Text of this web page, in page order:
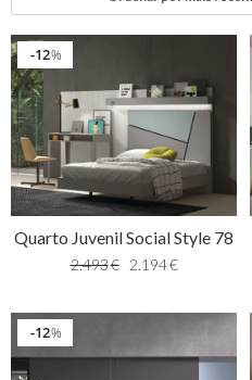
%
12
Quarto Juvenil Social Style 78
2.493€ 2.194€
%
12